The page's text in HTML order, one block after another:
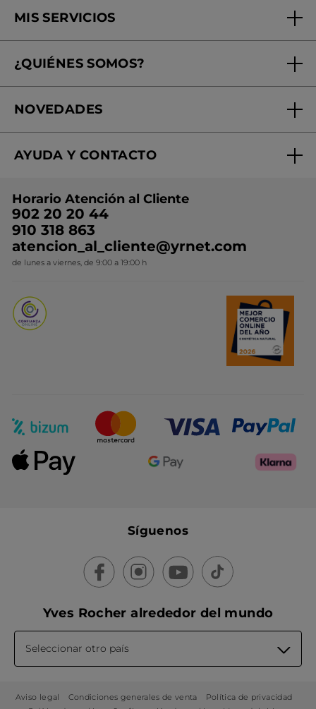
MIS SERVICIOS
Tratamientos de Belleza
Mi club Yves Rocher
¿QUIÉNES SOMOS?
¿Quiénes somos?
Nuestros compromisos
Conviértete en Franquiciada
NOVEDADES
Rebajas
Ideas de Regalo
Colección Monoi
Novedades del mes
AYUDA Y CONTACTO
Contacto
Horario Atención al Cliente
902 20 20 44
910 318 863
atencion_al_cliente@yrnet.com
de lunes a viernes, de 9:00 a 19:00 h
Síguenos
Yves Rocher alrededor del mundo
Seleccionar otro país
Aviso legal Condiciones generales de venta
Política de privacidad